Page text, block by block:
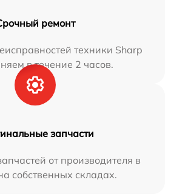
ремонт
техники Sharp
в течение 2 часов.
запчасти
от производителя в
собственных складах.